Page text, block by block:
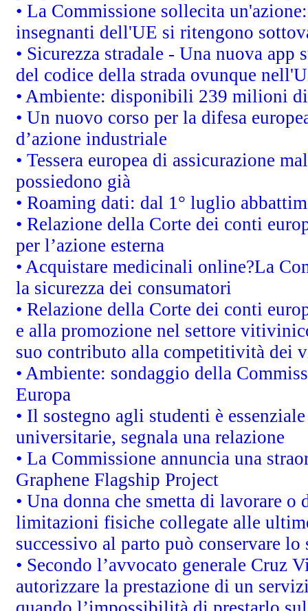
• La Commissione sollecita
insegnanti dell'UE si ritengono
• Sicurezza stradale - Una nuova
del codice della strada ovunque
• Ambiente: disponibili 239 milioni
• Un nuovo corso per la difesa
d’azione industriale
• Tessera europea di assicurazione
possiedono già
• Roaming dati: dal 1° luglio
• Relazione della Corte dei conti
per l’azione esterna
• Acquistare medicinali online?La
la sicurezza dei consumatori
• Relazione della Corte dei conti
e alla promozione nel settore
suo contributo alla competitività dei
• Ambiente: sondaggio della
Europa
• Il sostegno agli studenti è
universitarie, segnala una relazione
• La Commissione annuncia una
Graphene Flagship Project
• Una donna che smetta di lavorare
limitazioni fisiche collegate alle
successivo al parto può conservare
• Secondo l’avvocato generale Cruz
autorizzare la prestazione di un